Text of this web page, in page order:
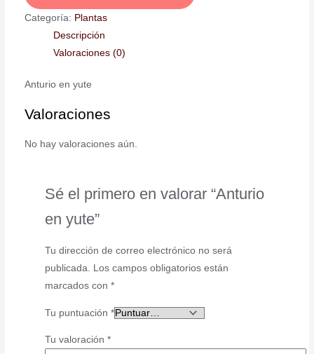
Categoría: Plantas
Descripción
Valoraciones (0)
Anturio en yute
Valoraciones
No hay valoraciones aún.
Sé el primero en valorar “Anturio
en yute”
Tu dirección de correo electrónico no será
publicada. Los campos obligatorios están
marcados con *
Tu puntuación *
Tu valoración *